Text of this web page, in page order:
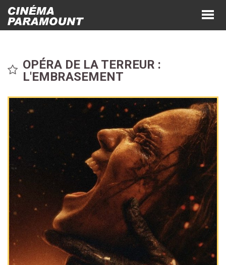
OPÉRA DE LA TERREUR :
L'EMBRASEMENT